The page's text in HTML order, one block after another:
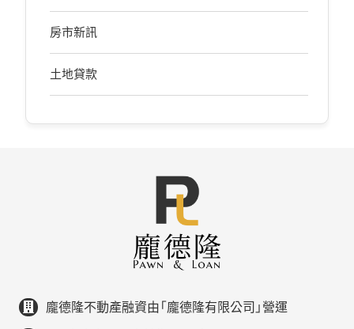
房市新訊
土地貸款
龐德隆不動產融資由「龐德隆有限公司」營運